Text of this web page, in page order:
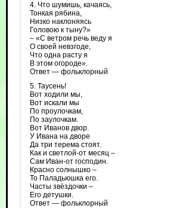
4. Что шумишь, качаясь,
Тонкая рябина,
Низко наклоняясь
Головою к тыну?»
– «С ветром речь веду я
О своей невзгоде,
Что одна расту я
В этом огороде».
Ответ — фольклорный
5. Таусень!
Вот ходили мы,
Вот искали мы
По проулочкам,
По заулочкам.
Вот Иванов двор.
У Ивана на дворе
Да три терема стоят.
Как и светлой‑от месяц –
Сам Иван-от господин.
Красно солнышко –
То Паладьюшка его.
Часты звёздочки –
Его детушки.
Ответ — фольклорный